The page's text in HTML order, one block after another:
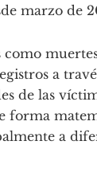
marzo de
a
de las
forma
a